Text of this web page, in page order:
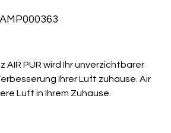
AIR PUR wird Ihr unverzichtbarer
Ihrer Luft zuhause. Air
Luft in Ihrem Zuhause.